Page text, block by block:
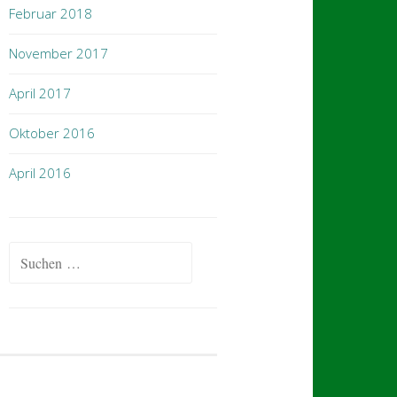
Februar 2018
November 2017
April 2017
Oktober 2016
April 2016
Suchen